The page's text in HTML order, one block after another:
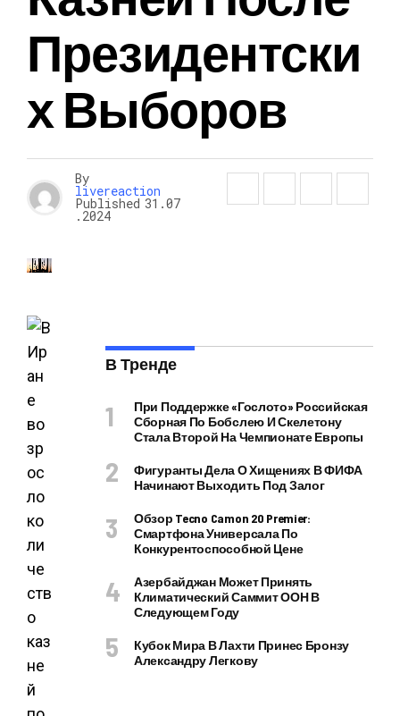
Президентски
Х Выборов
By
livereaction
Published 31.07
.2024
В Тренде
При Поддержке «Гослото» Российская
Сборная По Бобслею И Скелетону
Стала Второй На Чемпионате Европы
Фигуранты Дела О Хищениях В ФИФА
Начинают Выходить Под Залог
Обзор Tecno Camon 20 Premier:
Смартфона Универсала По
Конкурентоспособной Цене
Азербайджан Может Принять
Климатический Саммит ООН В
Следующем Году
Кубок Мира В Лахти Принес Бронзу
Александру Легкову